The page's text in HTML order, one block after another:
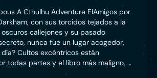
A Cthulhu Adventure ElAmigos por
con sus torcidos tejados a la
oscuros callejones y su pasado
nunca fue un lugar acogedor,
Cultos excéntricos están
todas partes y el libro más maligno, el
habla en susurros temblorosos una vez